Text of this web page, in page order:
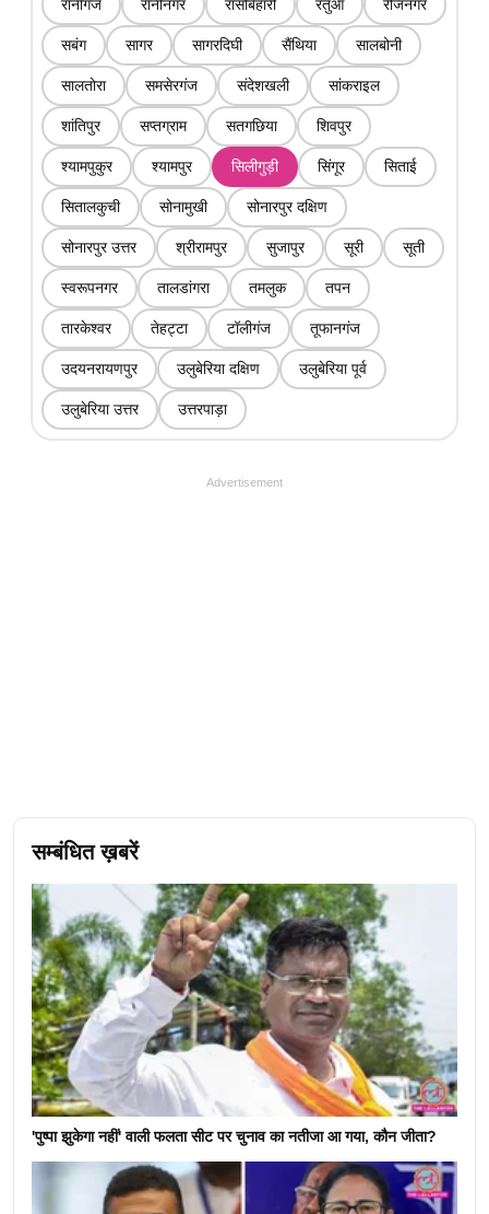
रानीगंज रानीनगर रासबिहारी रतुआ रेजिनगर
सबंग सागर सागरदिघी सैंथिया सालबोनी
सालतोरा समसेरगंज संदेशखली सांकराइल
शांतिपुर सप्तग्राम सतगछिया शिवपुर
श्यामपुकुर श्यामपुर सिलीगुड़ी सिंगूर सिताई
सितालकुची सोनामुखी सोनारपुर दक्षिण
सोनारपुर उत्तर श्रीरामपुर सुजापुर सूरी सूती
स्वरूपनगर तालडांगरा तमलुक तपन
तारकेश्वर तेहट्टा टॉलीगंज तूफानगंज
उदयनरायणपुर उलुबेरिया दक्षिण उलुबेरिया पूर्व
उलुबेरिया उत्तर उत्तरपाड़ा
Advertisement
सम्बंधित ख़बरें
'पुष्पा झुकेगा नहीं' वाली फलता सीट पर चुनाव का नतीजा आ गया, कौन जीता?